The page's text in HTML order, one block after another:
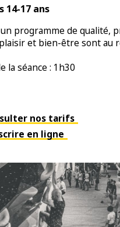
14-17 ans
un programme de qualité,
et bien-être sont au
la séance : 1h30
nos tarifs
en ligne